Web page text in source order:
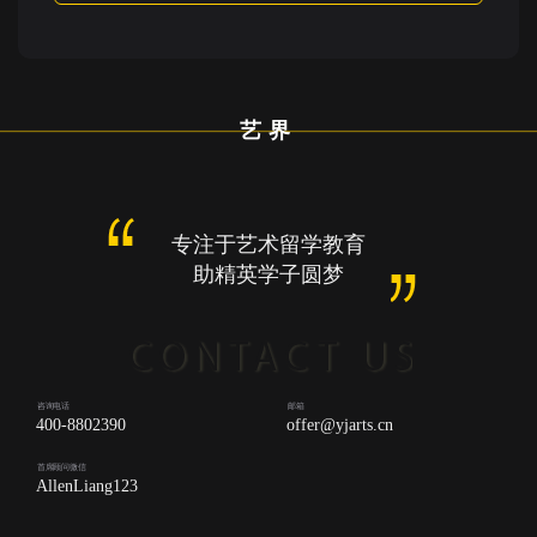
艺界
专注于艺术留学教育
助精英学子圆梦
咨询电话
400-8802390
邮箱
offer@yjarts.cn
首席顾问微信
AllenLiang123